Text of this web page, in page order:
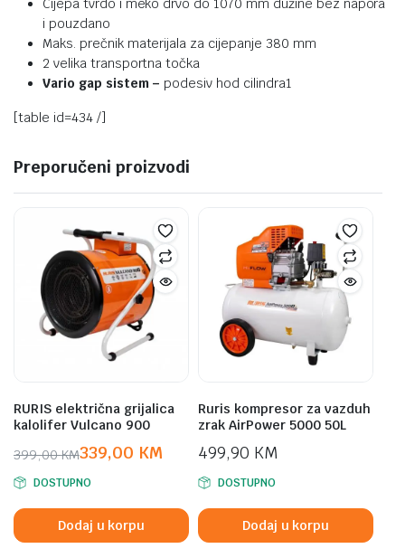
Cijepa tvrdo i meko drvo do 1070 mm dužine bez napora
i pouzdano
Maks. prečnik materijala za cijepanje 380 mm
2 velika transportna točka
Vario gap sistem – podesiv hod cilindra1
[table id=434 /]
Preporučeni proizvodi
RURIS električna grijalica
kalolifer Vulcano 900
399,00KM
Original
price
was:
399,00 KM.
339,00 KM
Current
price
is:
339,00 KM.
DOSTUPNO
Dodaj u korpu
Ruris kompresor za vazduh
zrak AirPower 5000 50L
499,90 KM
DOSTUPNO
Dodaj u korpu